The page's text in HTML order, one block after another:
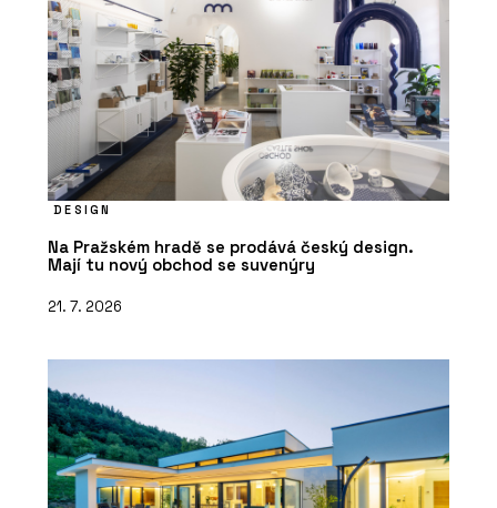
DESIGN
Na Pražském hradě se prodává český design.
Mají tu nový obchod se suvenýry
21. 7. 2026